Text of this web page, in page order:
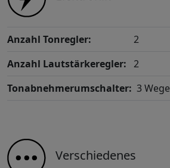
Anzahl Tonregler:
2
Anzahl Lautstärkeregler: 2
Tonabnehmerumschalter: 3 Wege
Verschiedenes